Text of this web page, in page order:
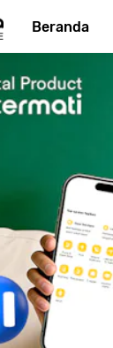
Beranda